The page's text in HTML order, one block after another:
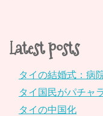
Latest posts
タイの結婚式：病
タイ国民がパチャ
タイの中国化